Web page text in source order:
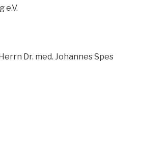
e.V.
Dr. med. Johannes Spes